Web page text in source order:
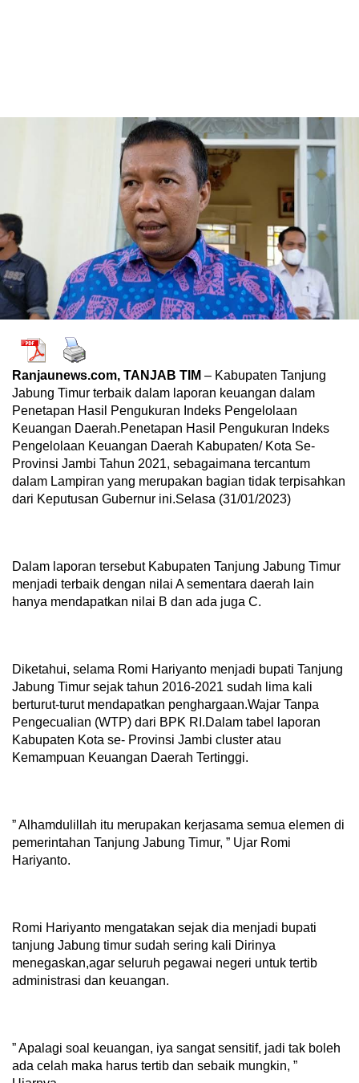
Ranjaunews.com, TANJAB TIM – Kabupaten Tanjung
Jabung Timur terbaik dalam laporan keuangan dalam
Penetapan Hasil Pengukuran Indeks Pengelolaan
Keuangan Daerah.Penetapan Hasil Pengukuran Indeks
Pengelolaan Keuangan Daerah Kabupaten/ Kota Se-
Provinsi Jambi Tahun 2021, sebagaimana tercantum
dalam Lampiran yang merupakan bagian tidak terpisahkan
dari Keputusan Gubernur ini.Selasa (31/01/2023)
Dalam laporan tersebut Kabupaten Tanjung Jabung Timur
menjadi terbaik dengan nilai A sementara daerah lain
hanya mendapatkan nilai B dan ada juga C.
Diketahui, selama Romi Hariyanto menjadi bupati Tanjung
Jabung Timur sejak tahun 2016-2021 sudah lima kali
berturut-turut mendapatkan penghargaan.Wajar Tanpa
Pengecualian (WTP) dari BPK RI.Dalam tabel laporan
Kabupaten Kota se- Provinsi Jambi cluster atau
Kemampuan Keuangan Daerah Tertinggi.
” Alhamdulillah itu merupakan kerjasama semua elemen di
pemerintahan Tanjung Jabung Timur, ” Ujar Romi
Hariyanto.
Romi Hariyanto mengatakan sejak dia menjadi bupati
tanjung Jabung timur sudah sering kali Dirinya
menegaskan,agar seluruh pegawai negeri untuk tertib
administrasi dan keuangan.
” Apalagi soal keuangan, iya sangat sensitif, jadi tak boleh
ada celah maka harus tertib dan sebaik mungkin, ”